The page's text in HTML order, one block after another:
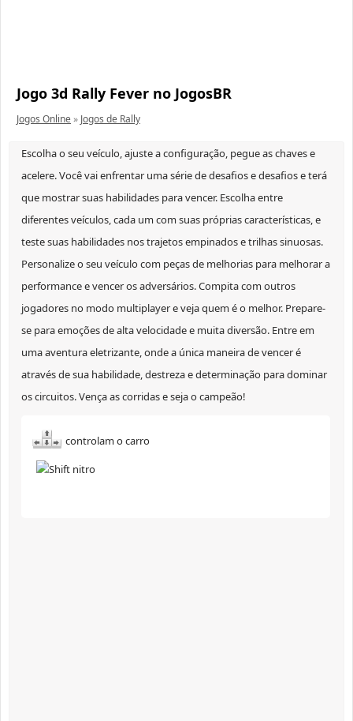
Jogo 3d Rally Fever no JogosBR
Jogos Online» Jogos de Rally
Escolha o seu veículo, ajuste a configuração, pegue as chaves e
acelere. Você vai enfrentar uma série de desafios e desafios e terá
que mostrar suas habilidades para vencer. Escolha entre
diferentes veículos, cada um com suas próprias características, e
teste suas habilidades nos trajetos empinados e trilhas sinuosas.
Personalize o seu veículo com peças de melhorias para melhorar a
performance e vencer os adversários. Compita com outros
jogadores no modo multiplayer e veja quem é o melhor. Prepare-
se para emoções de alta velocidade e muita diversão. Entre em
uma aventura eletrizante, onde a única maneira de vencer é
através de sua habilidade, destreza e determinação para dominar
os circuitos. Vença as corridas e seja o campeão!
controlam o carro
nitro